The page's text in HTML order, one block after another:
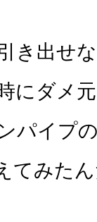
き出せ
にダメ
パイプ
てみた